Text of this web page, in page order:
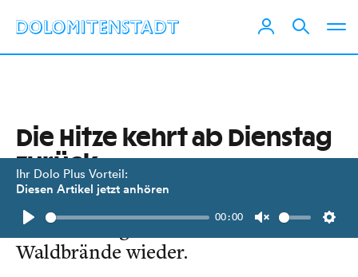
Ihr Dolo Plus Vorteil:
Diesen Artikel jetzt anhören
Play
00:00
Unmute
Die Hitze kehrt ab Dienstag
zurück
Hohe Temperaturen und zu wenig
Niederschlag erhöhen das Risiko für
Waldbrände wieder.